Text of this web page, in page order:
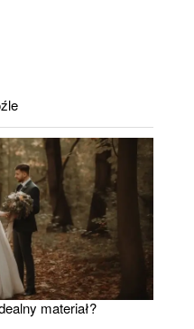
materiał?